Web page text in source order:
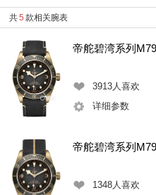
共5 款相关腕表
帝舵碧湾系列
3913人喜欢
详细参数
帝舵碧湾系列
1348人喜欢